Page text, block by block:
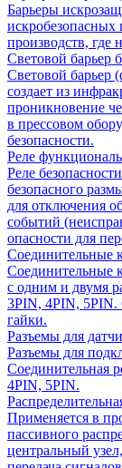
Барьеры
производств, где
Световой барьер
Световой барьер
создает из
проникновение
в прессовом
безопасности.
Реле
Реле
безопасного
для отключения
событий
опасности для
Соединительные
Соединительные
с одним и двумя
3PIN, 4PIN, 5PIN.
гайки.
Разъемы для
Разъемы для
Соединительная
4PIN, 5PIN.
Применяется в
пассивного
центральный